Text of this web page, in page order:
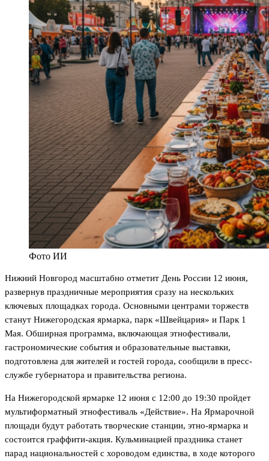
Фото ИИ
Нижний Новгород масштабно отметит День России 12 июня,
развернув праздничные мероприятия сразу на нескольких
ключевых площадках города. Основными центрами торжеств
станут Нижегородская ярмарка, парк «Швейцария» и Парк 1
Мая. Обширная программа, включающая этнофестивали,
гастрономические события и образовательные выставки,
подготовлена для жителей и гостей города, сообщили в пресс-
службе губернатора и правительства региона.
На Нижегородской ярмарке 12 июня с 12:00 до 19:30 пройдет
мультиформатный этнофестиваль «Действие». На Ярмарочной
площади будут работать творческие станции, этно-ярмарка и
состоится граффити-акция. Кульминацией праздника станет
парад национальностей с хороводом единства, в ходе которого